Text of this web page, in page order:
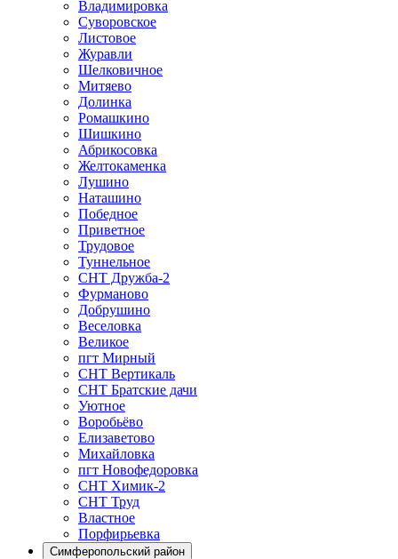
Владимировка
Суворовское
Листовое
Журавли
Шелковичное
Митяево
Долинка
Ромашкино
Шишкино
Абрикосовка
Желтокаменка
Лушино
Наташино
Победное
Приветное
Трудовое
Туннельное
СНТ Дружба-2
Фурманово
Добрушино
Веселовка
Великое
пгт Мирный
СНТ Вертикаль
СНТ Братские дачи
Уютное
Воробьёво
Елизаветово
Михайловка
пгт Новофедоровка
СНТ Химик-2
СНТ Труд
Властное
Порфирьевка
Симферопольский район